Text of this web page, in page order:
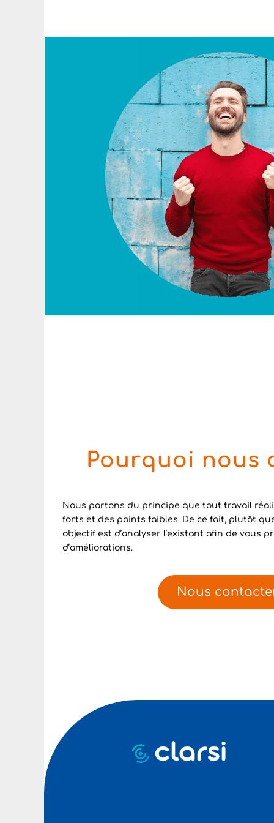
Pourquoi nous
Nous partons du principe que tout travail
forts et des points faibles. De ce fait, plutôt
objectif est d’analyser l’existant afin de vous
d’améliorations.
Nous